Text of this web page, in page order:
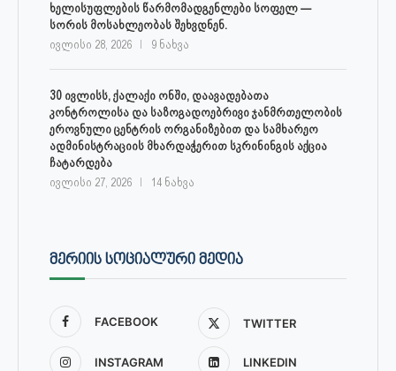
ხელისუფლების წარმომადგენლები სოფელ —
სორის მოსახლეობას შეხვდნენ.
ივლისი 28, 2026 9 ნახვა
30 ივლისს, ქალაქი ონში, დაავადებათა
კონტროლისა და საზოგადოებრივი ჯანმრთელობის
ეროვნული ცენტრის ორგანიზებით და სამხარეო
ადმინისტრაციის მხარდაჭერით სკრინინგის აქცია
ჩატარდება
ივლისი 27, 2026 14 ნახვა
ᲛᲔᲠᲘᲘᲡ ᲡᲝᲪᲘᲐᲚᲣᲠᲘ ᲛᲔᲓᲘᲐ
FACEBOOK TWITTER
INSTAGRAM LINKEDIN